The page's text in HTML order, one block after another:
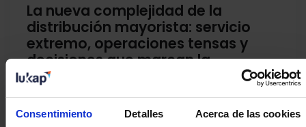
Consentimiento Detalles Acerca de las cookies
La nueva complejidad de la
distribución mayorista: servicio
extremo, operaciones tensas y
decisiones que marcan la
rentabilidad
La distribución mayorista vive un
momento que no se parece a ninguna